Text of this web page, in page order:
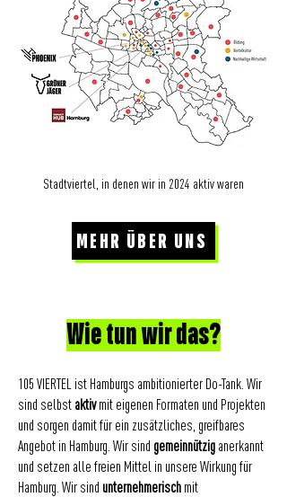
Stadtviertel, in denen wir in 2024 aktiv waren
MEHR ÜBER UNS
Wie tun wir das?
105 VIERTEL ist Hamburgs ambitionierter Do-Tank. Wir
sind selbst aktivmit eigenen Formaten und Projekten
und sorgen damit für ein zusätzliches, greifbares
Angebot in Hamburg. Wir sind gemeinnützig anerkannt
und setzen alle freien Mittel in unsere Wirkung für
Hamburg. Wir sind unternehmerisch mit